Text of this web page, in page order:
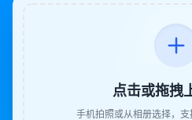
点击或拖拽
手机拍照或从相册选择，支